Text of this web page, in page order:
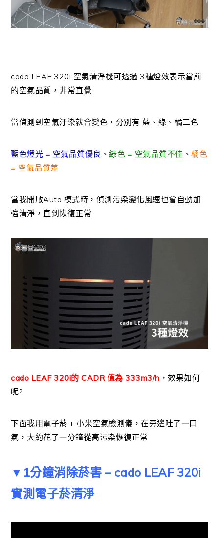
cado LEAF 320i 空氣清淨機可透過 3種燈效表示當前
的空氣品質，非常直覺
當偵測到空氣汙染就會變色，分別有 藍、綠、橘三色
藍色燈光 = 空氣品質優良 、綠色 = 空氣品質不佳 、橘色
= 空氣品質差
當我開啟Auto 模式時，偵測污染變化風速也會自動加
強清淨，直到恢復正常
cado LEAF 320i的 CADR 值為 333m3/h ，效果如何
呢?
下面我用電子菸 + 小米空氣檢測儀，在旁邊吐了一口
氣，大約花了一分鐘從高污染恢復正常
▼1分鐘消除菸害 – cado LEAF 320i
實測電子菸清淨